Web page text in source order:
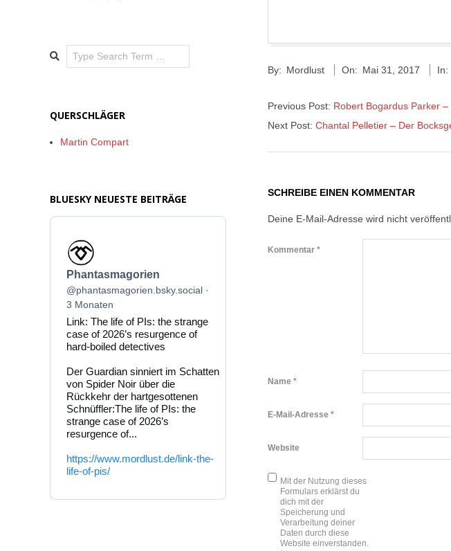
05-
By: Mordlust On: Mai 31, 2017 In:
Previous Post: Robert Bogardus Parker
Next Post: Chantal Pelletier – Der
SCHREIBE EINEN KOMMENTAR
Deine E-Mail-Adresse wird nicht
Kommentar *
Name *
E-Mail-Adresse *
Website
Mit der Nutzung dieses
Formulars erklärst du
dich mit der
Speicherung und
Verarbeitung deiner
Daten durch diese
Website einverstanden.
Search
QUERSCHLÄGER
Martin Compart
BLUESKY NEUESTE BEITRÄGE
Beitrag
von
Phantasmagorien
auf
Bluesky
ansehen
Phantasmagorien
@phantasmagorien.bsky.social
3 Monaten
Link: The life of PIs: the strange
case of 2026’s resurgence of
hard-boiled detectives
Der Guardian sinniert im Schatten
von Spider Noir über die
Rückkehr der hartgesottenen
Schnüffler:The life of PIs: the
strange case of 2026’s
resurgence of...
https://www.mordlust.de/link-the-
life-of-pis/